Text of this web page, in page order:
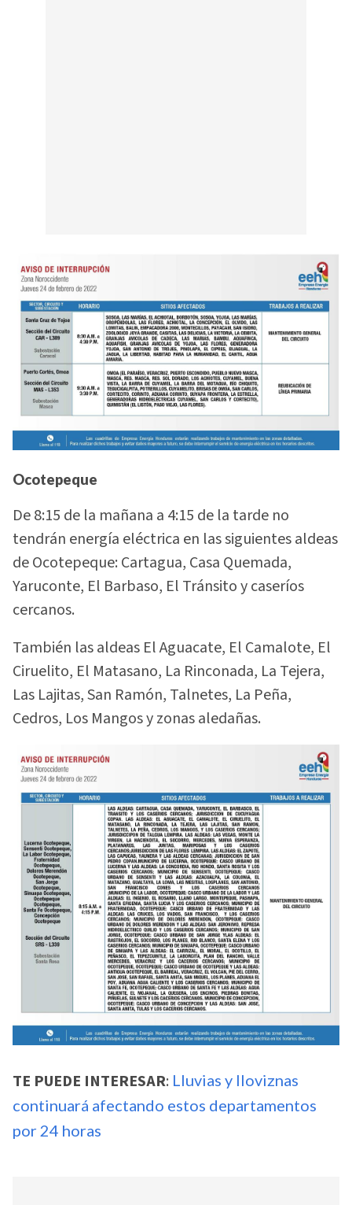
Ocotepeque
De 8:15 de la mañana a 4:15 de la tarde no
tendrán energía eléctrica en las siguientes aldeas
de Ocotepeque: Cartagua, Casa Quemada,
Yaruconte, El Barbaso, El Tránsito y caseríos
cercanos.
También las aldeas El Aguacate, El Camalote, El
Ciruelito, El Matasano, La Rinconada, La Tejera,
Las Lajitas, San Ramón, Talnetes, La Peña,
Cedros, Los Mangos y zonas aledañas.
TE PUEDE INTERESAR: Lluvias y lloviznas
continuará afectando estos departamentos
por 24 horas